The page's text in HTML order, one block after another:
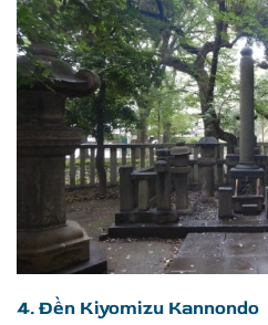
4. Đền Kiyomizu Kannondo